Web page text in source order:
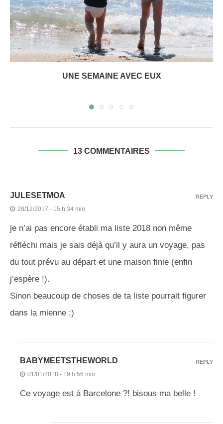
UNE SEMAINE AVEC EUX
13 COMMENTAIRES
JULESETMOA
28/12/2017 - 15 h 34 min
je n’ai pas encore établi ma liste 2018 non même
réfléchi mais je sais déjà qu’il y aura un voyage, pas
du tout prévu au départ et une maison finie (enfin
j’espère !).
Sinon beaucoup de choses de ta liste pourrait figurer
dans la mienne ;)
REPLY
BABYMEETSTHEWORLD
01/01/2018 - 19 h 56 min
Ce voyage est à Barcelone ?! bisous ma belle !
REPLY